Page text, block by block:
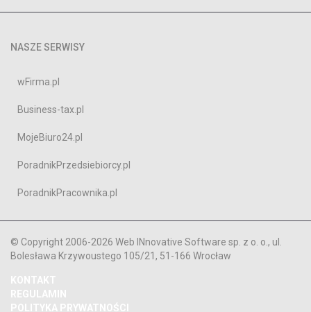
NASZE SERWISY
wFirma.pl
Business-tax.pl
MojeBiuro24.pl
PoradnikPrzedsiebiorcy.pl
PoradnikPracownika.pl
© Copyright 2006-2026 Web INnovative Software sp. z o. o., ul.
Bolesława Krzywoustego 105/21, 51-166 Wrocław
KONTAKT
REGULAMIN
POLITYKA PRYWATNOŚCI